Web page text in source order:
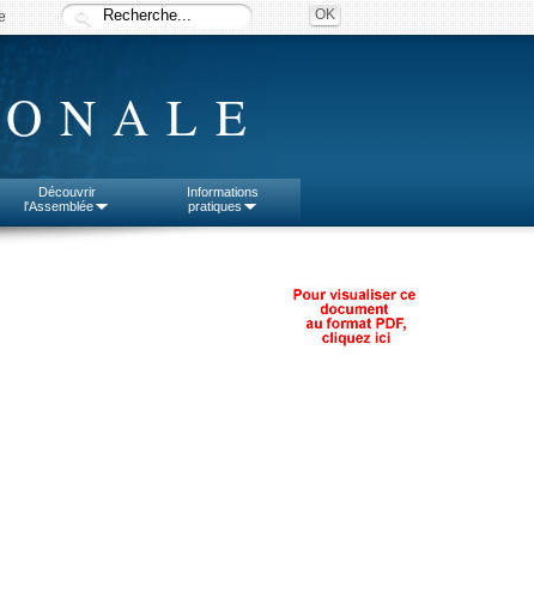
Découvrir
l'Assemblée
Informations
pratiques